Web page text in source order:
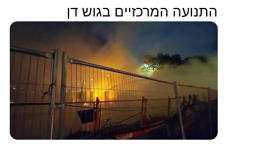
התנועה המרכזיים בגוש דן